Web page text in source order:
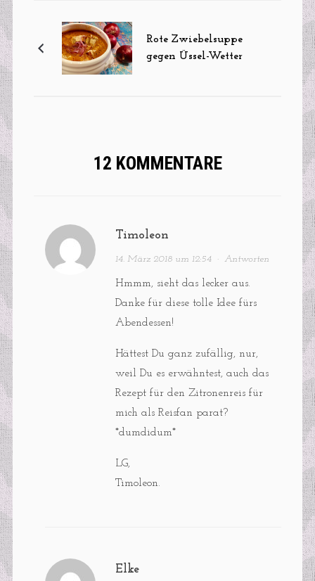
Rote Zwiebelsuppe
gegen Üssel-Wetter
12 KOMMENTARE
Timoleon
14. März 2018 um 12:54· Antworten
Hmmm, sieht das lecker aus.
Danke für diese tolle Idee fürs
Abendessen!
Hättest Du ganz zufällig, nur,
weil Du es erwähntest, auch das
Rezept für den Zitronenreis für
mich als Reisfan parat?
*dumdidum*
LG,
Timoleon.
Elke